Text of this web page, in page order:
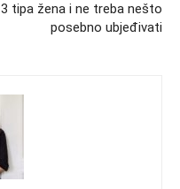
3 tipa žena i ne treba nešto
posebno ubjeđivati